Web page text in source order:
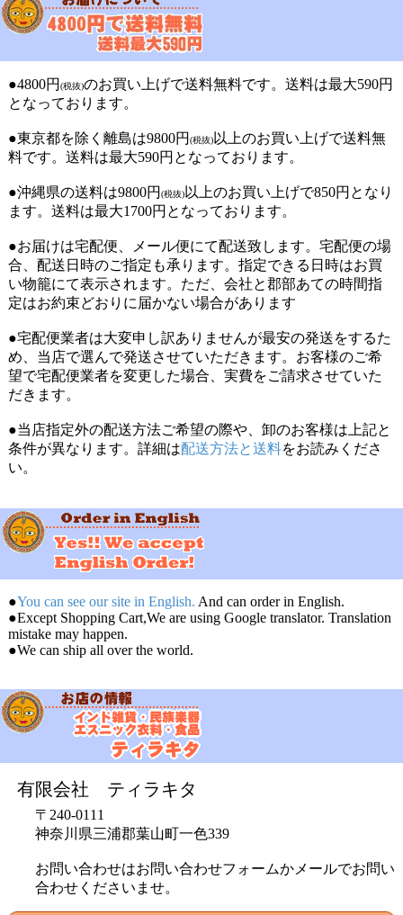
★★★★★匿名希望様
実用品・普段使い 自分用 はじめて
トースターで温めてからいただきます。
★★★★★ぱん様
軽くオーブントースターで温めて食べました。ガーリッ
クがきいていて食べました。とてもおいしかったです。
★★★★★ままど様
インド料理のお店でいつもビールのおつまみに食べてい
ました。家でも食べられるようになって嬉しいです。サ
ッと焼いてすぐにサックサクでナイス!
おいしいです。お勧めです！！！！！！！！！
★★★★★arthur_arthur様
わが家の常備食です。
オーブントースターで1分ほど温めてから食べてます。
そのままビールのおつまみにもなります。ガーリックも
にんにく臭がないので食べやすいです。
★★★★★ ティミー様
るとすぐに食べられます。パリパリとスパイシーでお酒
●4800円 (税抜)のお買い上げで送料無料です。送料は最大590円
となっております。
●東京都を除く離島は9800円 (税抜)以上のお買い上げで送料無
料です。送料は最大590円となっております。
●沖縄県の送料は9800円 (税抜)以上のお買い上げで850円となり
ます。送料は最大1700円となっております。
●お届けは宅配便、メール便にて配送致します。宅配便の場
合、配送日時のご指定も承ります。指定できる日時はお買
い物籠にて表示されます。ただ、会社と郡部あての時間指
定はお約束どおりに届かない場合があります
●宅配便業者は大変申し訳ありませんが最安の発送をするた
め、当店で選んで発送させていただきます。お客様のご希
望で宅配便業者を変更した場合、実費をご請求させていた
だきます。
●当店指定外の配送方法ご希望の際や、卸のお客様は上記と
条件が異なります。詳細は配送方法と送料をお読みくださ
い。
●You can see our site in English. And can order in English.
●Except Shopping Cart,We are using Google translator. Translation
mistake may happen.
●We can ship all over the world.
有限会社 ティラキタ
〒240-0111
神奈川県三浦郡葉山町一色339
お問い合わせはお問い合わせフォームかメールでお問い
合わせくださいませ。